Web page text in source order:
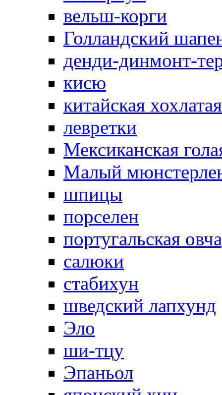
вельш-корги
Голландский
денди-динмонт-
кисю
китайская
левретки
Мексиканская
Малый
шпицы
порселен
португальская
салюки
стабихун
шведский лапхунд
Эло
ши-тцу
Эпаньол